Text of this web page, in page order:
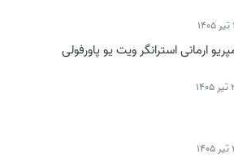
ارمانی استرانگر ویت یو پاورفولی